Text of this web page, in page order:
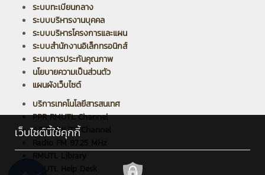
ระบบทะเบียนกลาง
ระบบบริหารงานบุคคล
ระบบบริหารโครงการและแผน
ระบบสำนักงานอิเล็กทรอนิกส์
ระบบการประกันคุณภาพ
นโยบายความเป็นส่วนตัว
แผนผังเว็บไซต์
บริการเทคโนโลยีสารสนเทศ
PPR RMUTL Channel
ARIT RMUTL Channel
Radio FM 97.25 MHz
เว็บไซต์นี้ใช้คุกกี้